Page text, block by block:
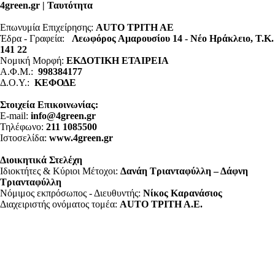
4green.gr | Ταυτότητα
Επωνυμία Επιχείρησης: AUTO ΤΡΙΤΗ ΑΕ
Έδρα - Γραφεία: Λεωφόρος Αμαρουσίου 14 - Νέο Ηράκλειο, Τ.Κ.
141 22
Νομική Μορφή: ΕΚΔΟΤΙΚΗ ΕΤΑΙΡΕΙΑ
Α.Φ.Μ.: 998384177
Δ.Ο.Υ.: ΚΕΦΟΔΕ
Στοιχεία Επικοινωνίας:
E-mail: info@4green.gr
Τηλέφωνο: 211 1085500
Ιστοσελίδα: www.4green.gr
Διοικητικά Στελέχη
Ιδιοκτήτες & Κύριοι Μέτοχοι: Δανάη Τριανταφύλλη – Δάφνη
Τριανταφύλλη
Νόμιμος εκπρόσωπος - Διευθυντής: Νίκος Καρανάσιος
Διαχειριστής ονόματος τομέα: ΑUTO ΤΡΙΤΗ Α.Ε.